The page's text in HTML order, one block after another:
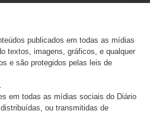
Movimento PcD e Raros e
mais de 50 entidades
brasileiras pedem retratação
06/08/2026
publicados em todas as mídias
textos, imagens, gráficos, e qualquer
e são protegidos pelas leis de
em todas as mídias sociais do Diário
ou transmitidas de